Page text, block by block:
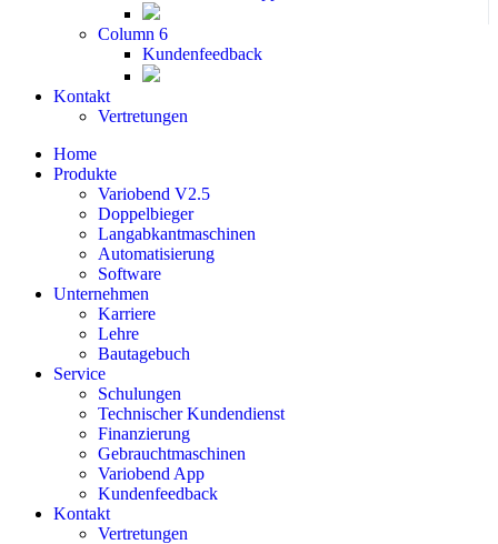
Column 6
Kundenfeedback
Kontakt
Vertretungen
Home
Produkte
Variobend V2.5
Doppelbieger
Langabkantmaschinen
Automatisierung
Software
Unternehmen
Karriere
Lehre
Bautagebuch
Service
Schulungen
Technischer Kundendienst
Finanzierung
Gebrauchtmaschinen
Variobend App
Kundenfeedback
Kontakt
Vertretungen